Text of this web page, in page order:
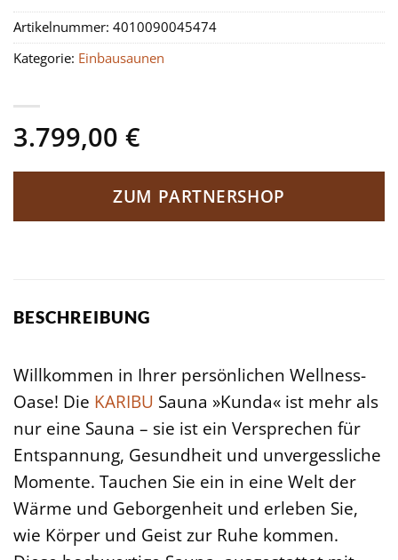
3.799,00 €
ZUM PARTNERSHOP
Artikelnummer: 4010090045474
Kategorie: Einbausaunen
BESCHREIBUNG
Willkommen in Ihrer persönlichen Wellness-
Oase! Die KARIBU Sauna »Kunda« ist mehr als
nur eine Sauna – sie ist ein Versprechen für
Entspannung, Gesundheit und unvergessliche
Momente. Tauchen Sie ein in eine Welt der
Wärme und Geborgenheit und erleben Sie,
wie Körper und Geist zur Ruhe kommen.